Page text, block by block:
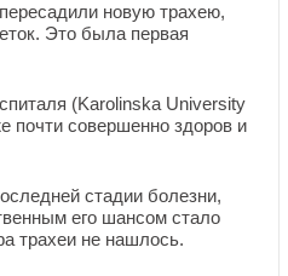
новую трахею,
Это была первая
(Karolinska University
почти совершенно здоров и
стадии болезни,
его шансом стало
трахеи не нашлось.